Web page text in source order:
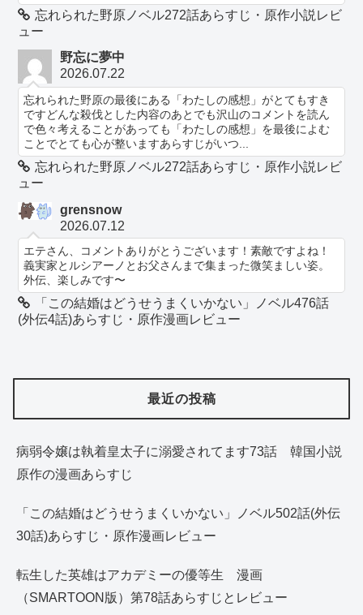
忘れられた野原ノベル272話あらすじ・原作小説レビ
ュー
野忘に夢中
2026.07.22
忘れられた野原の最後にある「わたしの感想」がとてもすき
ですどんな殺伐とした内容のあとでも沢山のコメントを読ん
で色々考えることがあっても「わたしの感想」を最後によむ
ことでとても心が整いますあらすじがいつ...
忘れられた野原ノベル272話あらすじ・原作小説レビ
ュー
grensnow
2026.07.12
エテさん、コメントありがとうございます！素敵ですよね！
義実家とルシアーノとお父さんまで集まった微笑ましい姿。
外伝、楽しみです〜
「この結婚はどうせうまくいかない」ノベル476話
(外伝4話)あらすじ・原作漫画レビュー
最近の投稿
病弱令嬢は執着皇太子に溺愛されてます73話 韓国小説
原作の漫画あらすじ
「この結婚はどうせうまくいかない」ノベル502話(外伝
30話)あらすじ・原作漫画レビュー
転生した英雄はアカデミーの優等生 漫画
（SMARTOON版）第78話あらすじとレビュー